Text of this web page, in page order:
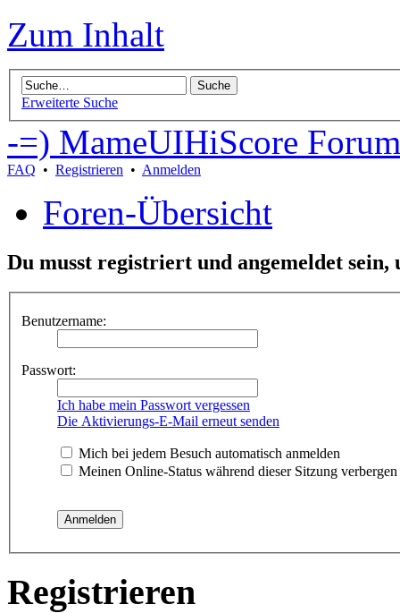
Zum Inhalt
Erweiterte Suche
-=) MameUIHiScore
FAQ • Registrieren • Anmelden
Foren-Übersicht
Du musst registriert und angemeldet
Benutzername:
Passwort:
Ich habe mein Passwort vergessen
Die Aktivierungs-E-Mail erneut senden
Mich bei jedem Besuch automatisch anmelden
Meinen Online-Status während dieser Sitzung verbergen
Registrieren